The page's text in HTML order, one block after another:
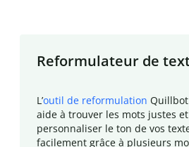
Reformulateur de
L ’outil de reformulation
aide à trouver les mots justes
personnaliser le ton de vos
facilement grâce à plusieurs